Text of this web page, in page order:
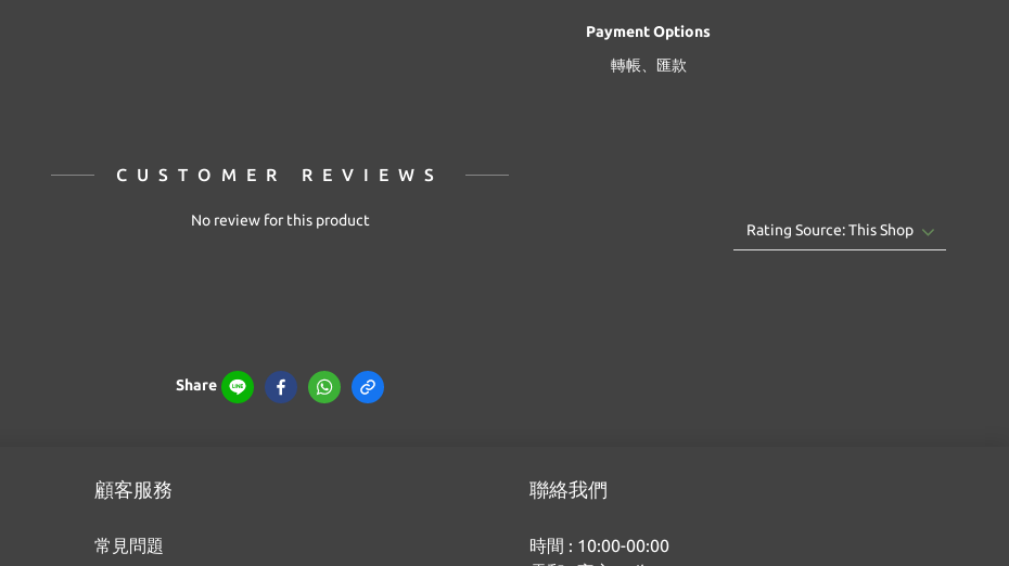
Payment Options
轉帳、匯款
CUSTOMER REVIEWS
No review for this product
Share
顧客服務
常見問題
聯絡我們
時間 : 10:00-00:00